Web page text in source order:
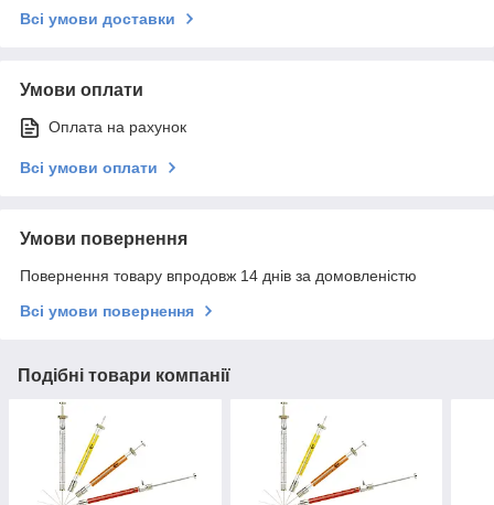
Всі умови доставки
Умови оплати
Оплата на рахунок
Всі умови оплати
Умови повернення
Повернення товару впродовж 14 днів за домовленістю
Всі умови повернення
Подібні товари компанії